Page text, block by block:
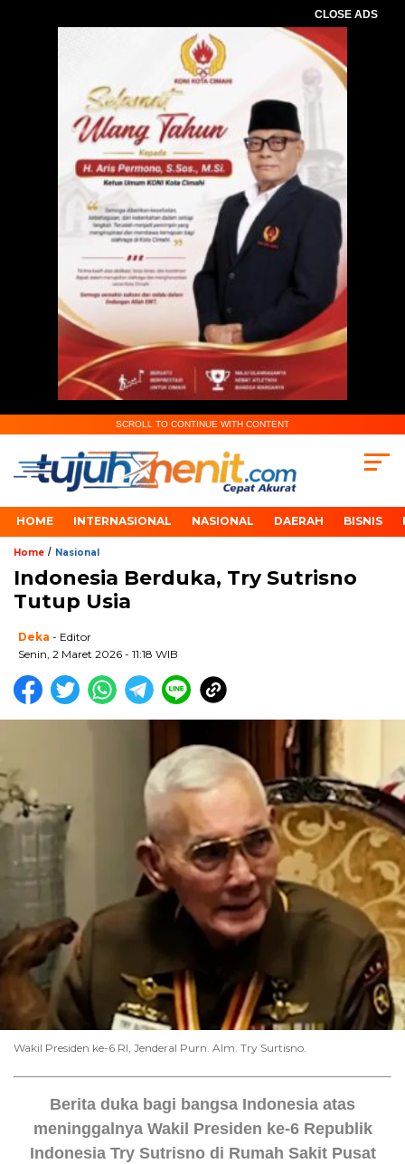
CLOSE ADS
SCROLL TO CONTINUE WITH CONTENT
HOME INTERNASIONAL NASIONAL DAERAH BISNIS
Home / Nasional
Indonesia Berduka, Try Sutrisno
Tutup Usia
Deka - Editor
Senin, 2 Maret 2026 - 11:18 WIB
Wakil Presiden ke-6 RI, Jenderal Purn. Alm. Try Surtisno.
Berita duka bagi bangsa Indonesia atas
meninggalnya Wakil Presiden ke-6 Republik
Indonesia Try Sutrisno di Rumah Sakit Pusat